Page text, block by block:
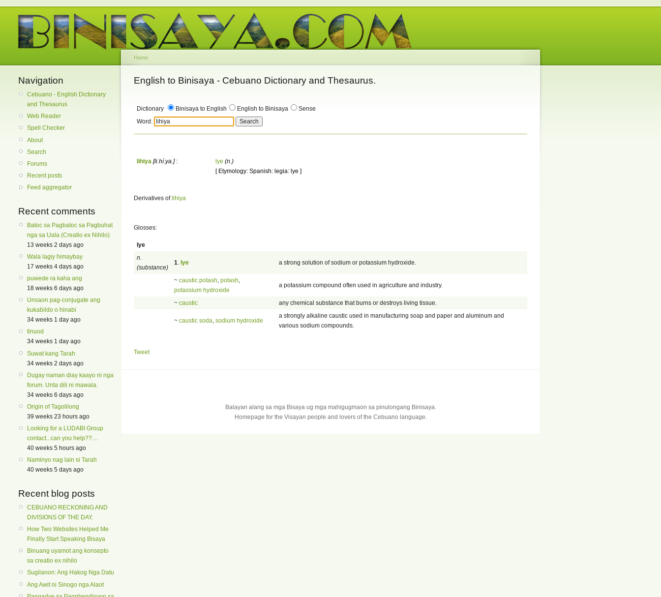
Navigation
Cebuano - English Dictionary
and Thesaurus
Web Reader
Spell Checker
About
Search
Forums
Recent posts
Feed aggregator
Recent comments
Batoc sa Pagbatoc sa Pagbuhat
nga sa Uala (Creatio ex Nihilo)
13 weeks 2 days ago
Wala lagiy himaybay
17 weeks 4 days ago
puwede ra kaha ang
18 weeks 6 days ago
Unsaon pag-conjugate ang
kukabildo o hinabi
34 weeks 1 day ago
tinuod
34 weeks 1 day ago
Suwat kang Tarah
34 weeks 2 days ago
Dugay naman diay kaayo ni nga
forum. Unta dili ni mawala.
34 weeks 6 days ago
Origin of Tagolilong
39 weeks 23 hours ago
Looking for a LUDABI Group
contact...can you help??....
40 weeks 5 hours ago
Naminyo nag lain si Tarah
40 weeks 5 days ago
Recent blog posts
CEBUANO RECKONING AND
DIVISIONS OF THE DAY.
How Two Websites Helped Me
Finally Start Speaking Bisaya
Binuang uyamot ang konsepto
sa creatio ex nihilo
Sugilanon: Ang Hakog Nga Datu
Ang Awit ni Sinogo nga Alaot
Home
English to Binisaya - Cebuano Dictionary and Thesaurus.
Dictionary Binisaya to English English to Binisaya
Sense
Word:
lihiya [li.hí.ya.]: lye (n.)
[ Etymology: Spanish: legia: lye ]
Derivatives oflihiya
Glosses:
lye
n.
(substance)
1 lye a strong solution of sodium or potassium hydroxide.
~ caustic potash potash
potassium hydroxide
a potassium compound often used in agriculture and industry.
~ caustic any chemical substance that burns or destroys living tissue.
~ caustic soda sodium hydroxide
a strongly alkaline caustic used in manufacturing soap and paper and aluminum and
various sodium compounds.
Tweet
Balayan alang sa mga Bisaya ug mga mahigugmaon sa pinulongang Binisaya.
Homepage for the Visayan people and lovers of the Cebuano language.